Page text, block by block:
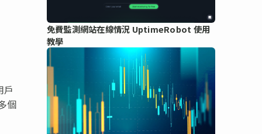
戶
個
免費監測網站在線情況 UptimeRobot 使用
教學